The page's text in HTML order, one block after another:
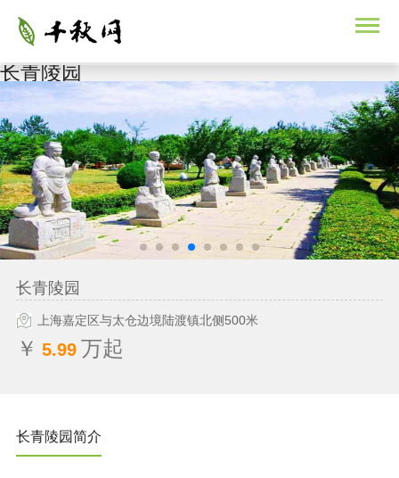
长青陵园
长青陵园
上海嘉定区与太仓边境陆渡镇北侧500米
￥ 5.99 万起
长青陵园简介